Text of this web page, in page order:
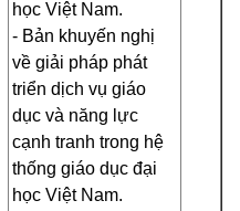
học Việt Nam.
- Bản khuyến nghị
về giải pháp phát
triển dịch vụ giáo
dục và năng lực
cạnh tranh trong hệ
thống giáo dục đại
học Việt Nam.